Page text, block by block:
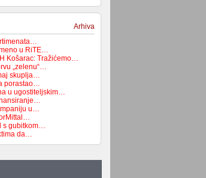
Arhiva
u RiTE…
Košarac: Tražićemo…
„zelenu“…
skuplja…
porastao…
u ugostiteljskim…
u…
s gubitkom…
da…